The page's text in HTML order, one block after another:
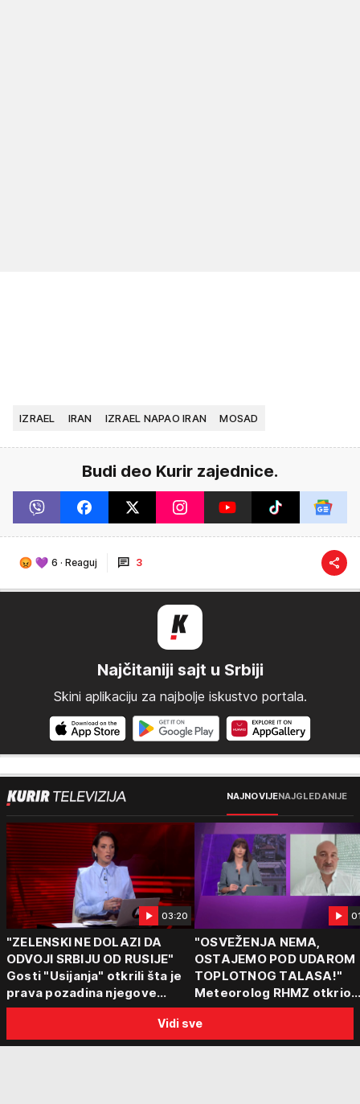
IZRAEL IRAN IZRAEL NAPAO IRAN MOSAD
Budi deo Kurir zajednice.
6 · Reaguj 3
Najčitaniji sajt u Srbiji
Skini aplikaciju za najbolje iskustvo portala.
NAJNOVIJENAJGLEDANIJE
03:20
"ZELENSKI NE DOLAZI DA
ODVOJI SRBIJU OD RUSIJE"
Gosti "Usijanja" otkrili šta je
prava pozadina njegove
posete Beogradu
"OSVEŽENJA NEMA,
OSTAJEMO POD UDAROM
TOPLOTNOG TALASA!"
Meteorolog RHMZ otkrio
kakvo vreme nas čeka do
kraja avgusta
Vidi sve